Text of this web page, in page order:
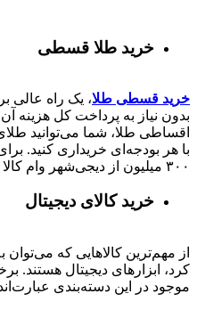
خرید طلا قسطی
خرید قسطی طلا، یک راه عالی
بدون نیاز به پرداخت کل هزینه
اقساطی طلا، شما می‌توانید
با هر بودجه‌ای خریداری کنید.
۳۰۰ میلیون از دیجی‌شهر وام کالا دریافت کنند.
خرید کالای دیجیتال
از مهم‌ترین کالاهایی که
کرد، ابزارهای دیجیتال هستند.
موجود در این دسته‌بندی